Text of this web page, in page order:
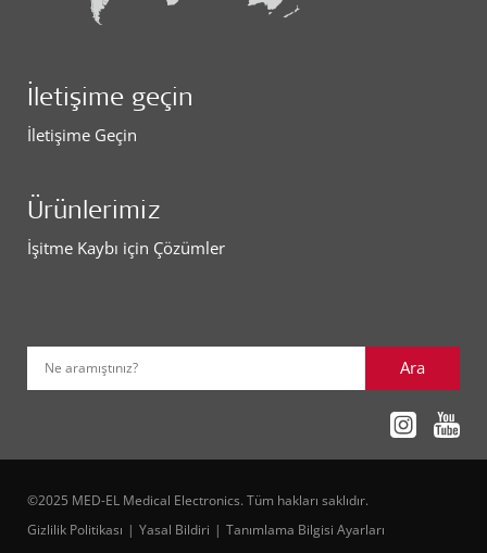
İletişime geçin
İletişime Geçin
Ürünlerimiz
İşitme Kaybı için Çözümler
Ne aramıştınız? Ara
©2025 MED-EL Medical Electronics. Tüm hakları saklıdır.
Gizlilik Politikası
Yasal Bildiri Tanımlama Bilgisi Ayarları